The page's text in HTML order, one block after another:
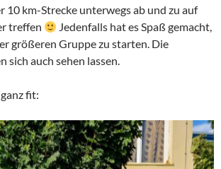
10 km-Strecke unterwegs ab und zu auf
treffen
Jedenfalls hat es Spaß gemacht,
größeren Gruppe zu starten. Die
sich auch sehen lassen.
fit: